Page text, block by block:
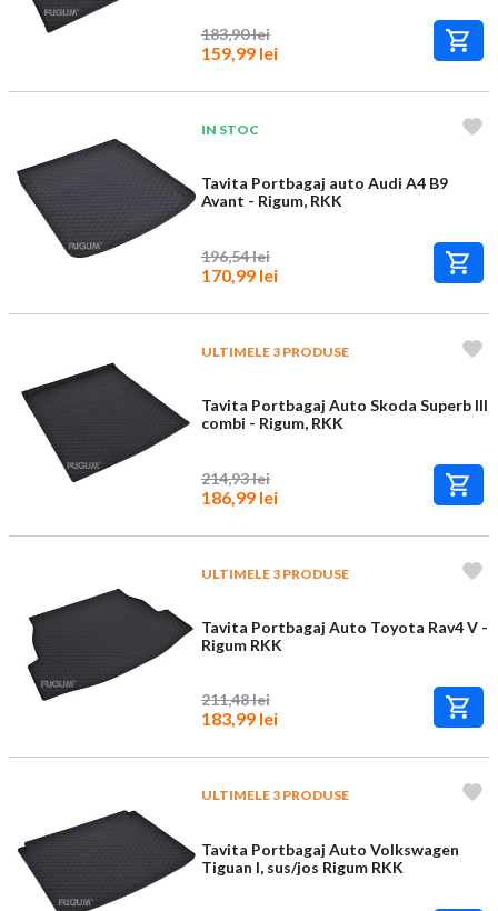
183,90 lei
159,99 lei
IN STOC
Tavita Portbagaj auto Audi A4 B9
Avant - Rigum, RKK
196,54 lei
170,99 lei
ULTIMELE 3 PRODUSE
Tavita Portbagaj Auto Skoda Superb III
combi - Rigum, RKK
214,93 lei
186,99 lei
ULTIMELE 3 PRODUSE
Tavita Portbagaj Auto Toyota Rav4 V -
Rigum RKK
211,48 lei
183,99 lei
ULTIMELE 3 PRODUSE
Tavita Portbagaj Auto Volkswagen
Tiguan I, sus/jos Rigum RKK